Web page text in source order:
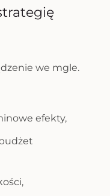
we mgle.
efekty,